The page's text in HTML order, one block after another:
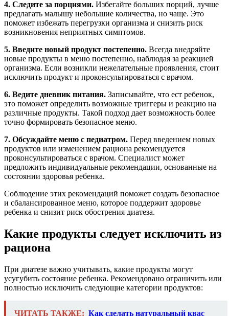
4. Следите за порциями. Избегайте больших порций, лучше
предлагать малышу небольшие количества, но чаще. Это
поможет избежать перегрузки организма и снизить риск
возникновения неприятных симптомов.
5. Введите новый продукт постепенно. Всегда внедряйте
новые продукты в меню постепенно, наблюдая за реакцией
организма. Если возникли нежелательные проявления, стоит
исключить продукт и проконсультироваться с врачом.
6. Ведите дневник питания. Записывайте, что ест ребенок,
это поможет определить возможные триггеры и реакцию на
различные продукты. Такой подход дает возможность более
точно формировать безопасное меню.
7. Обсуждайте меню с педиатром. Перед введением новых
продуктов или изменением рациона рекомендуется
проконсультироваться с врачом. Специалист может
предложить индивидуальные рекомендации, основанные на
состоянии здоровья ребенка.
Соблюдение этих рекомендаций поможет создать безопасное
и сбалансированное меню, которое поддержит здоровье
ребенка и снизит риск обострения диатеза.
Какие продукты следует исключить из
рациона
При диатезе важно учитывать, какие продукты могут
усугубить состояние ребенка. Рекомендовано ограничить или
полностью исключить следующие категории продуктов:
ЧИТАТЬ ТАКЖЕ: Как сделать натуральный квас